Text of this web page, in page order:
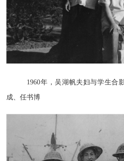
1960年，吴湖帆夫妇与学生合
成、任书博